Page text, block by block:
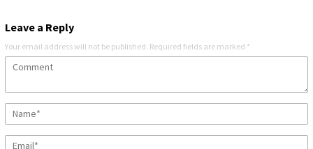
Leave a Reply
Your email address will not be published. Required fields are marked *